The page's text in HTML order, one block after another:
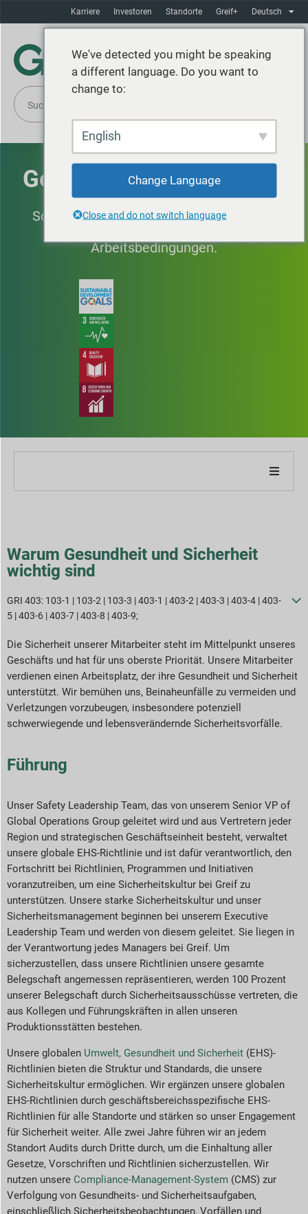
Karriere Investoren Standorte Greif+ Deutsch
Gesundheit & Sicherheit
Schutz des Rechts unserer Kollegen auf
Arbeitsbedingungen.
und Leistung
Reporting-Indizes
Downloads
Warum Gesundheit und Sicherheit
wichtig sind
GRI 403: 103-1 | 103-2 | 103-3 | 403-1 | 403-2 | 403-3 | 403-4 | 403-
5 | 403-6 | 403-7 | 403-8 | 403-9;
Die Sicherheit unserer Mitarbeiter steht im Mittelpunkt unseres
Geschäfts und hat für uns oberste Priorität. Unsere Mitarbeiter
verdienen einen Arbeitsplatz, der ihre Gesundheit und Sicherheit
unterstützt. Wir bemühen uns, Beinaheunfälle zu vermeiden und
Verletzungen vorzubeugen, insbesondere potenziell
schwerwiegende und lebensverändernde Sicherheitsvorfälle.
Führung
Unser Safety Leadership Team, das von unserem Senior VP of
Global Operations Group geleitet wird und aus Vertretern jeder
Region und strategischen Geschäftseinheit besteht, verwaltet
unsere globale EHS-Richtlinie und ist dafür verantwortlich, den
Fortschritt bei Richtlinien, Programmen und Initiativen
voranzutreiben, um eine Sicherheitskultur bei Greif zu
unterstützen. Unsere starke Sicherheitskultur und unser
Sicherheitsmanagement beginnen bei unserem Executive
Leadership Team und werden von diesem geleitet. Sie liegen in
der Verantwortung jedes Managers bei Greif. Um
sicherzustellen, dass unsere Richtlinien unsere gesamte
Belegschaft angemessen repräsentieren, werden 100 Prozent
unserer Belegschaft durch Sicherheitsausschüsse vertreten, die
aus Kollegen und Führungskräften in allen unseren
Produktionsstätten bestehen.
Unsere globalen Umwelt, Gesundheit und Sicherheit (EHS)-
Richtlinien bieten die Struktur und Standards, die unsere
Sicherheitskultur ermöglichen. Wir ergänzen unsere globalen
EHS-Richtlinien durch geschäftsbereichsspezifische EHS-
Richtlinien für alle Standorte und stärken so unser Engagement
für Sicherheit weiter. Alle zwei Jahre führen wir an jedem
Standort Audits durch Dritte durch, um die Einhaltung aller
Gesetze, Vorschriften und Richtlinien sicherzustellen. Wir
nutzen unsere Compliance-Management-System (CMS) zur
Verfolgung von Gesundheits- und Sicherheitsaufgaben,
einschließlich Sicherheitsbeobachtungen, Vorfällen und
We've detected you might be speaking
a different language. Do you want to
change to:
English
Change Language
Close and do not switch language